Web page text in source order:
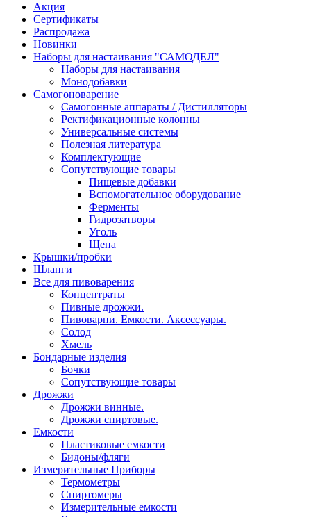
Акция
Сертификаты
Распродажа
Новинки
Наборы для настаивания "САМОДЕЛ"
Наборы для настаивания
Монодобавки
Самогоноварение
Самогонные аппараты / Дистилляторы
Ректификационные колонны
Универсальные системы
Полезная литература
Комплектующие
Сопутствующие товары
Пищевые добавки
Вспомогательное оборудование
Ферменты
Гидрозатворы
Уголь
Щепа
Крышки/пробки
Шланги
Все для пивоварения
Концентраты
Пивные дрожжи.
Пивоварни. Емкости. Аксессуары.
Солод
Хмель
Бондарные изделия
Бочки
Сопутствующие товары
Дрожжи
Дрожжи винные.
Дрожжи спиртовые.
Емкости
Пластиковые емкости
Бидоны/фляги
Измерительные Приборы
Термометры
Спиртомеры
Измерительные емкости